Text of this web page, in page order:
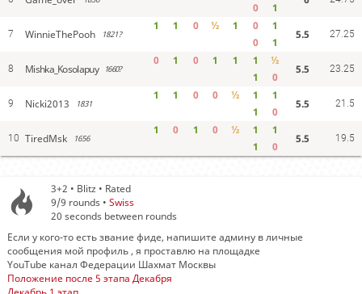
3+2 • Blitz • Rated
9/9 rounds •Swiss
20 seconds between rounds
Если у кого-то есть звание фиде, напишите админу в личные
сообщения мой профиль , я проставлю на площадке
YouTube канал Федерации Шахмат Москвы
Положение после 5 этапа Декабря
0
1
7 WinnieThePooh 1821?
1 1 0 ½ 1 0
1
0
1
5.5 27.25
8 Mishka_Kosolapuy 1660?
0 1 0 1 1 1
½
1
0
5.5 23.25
9 Nicki2013 1831
1 1 0 0 ½ 1
1
1
0
5.5 21.5
10 TiredMsk 1656
1 0 1 0 ½ 1
1
1
0
5.5 19.5